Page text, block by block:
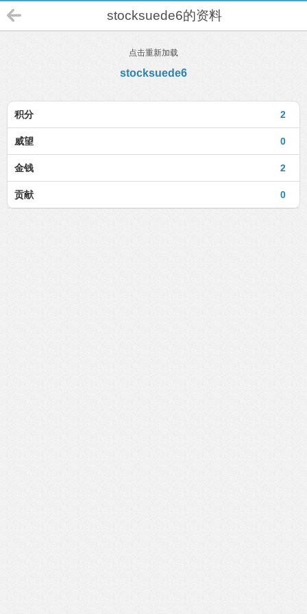
stocksuede6的资料
点击重新加载
stocksuede6
2
积分
0
威望
2
金钱
0
贡献